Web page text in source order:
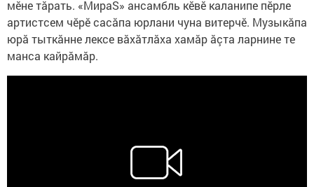
мӗне тăрать. «МираS» ансамбль кӗвӗ каланипе пӗрле
артистсем чӗрӗ сасăпа юрлани чуна витерчӗ. Музыкăпа
юрă тыткăнне лексе вăхăтлăха хамăр ăçта ларнине те
манса кайрăмăр.